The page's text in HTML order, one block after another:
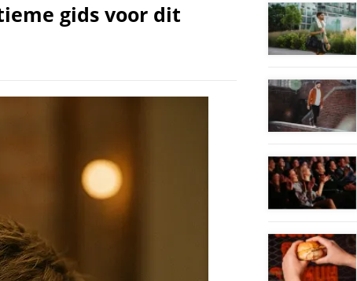
gids voor dit